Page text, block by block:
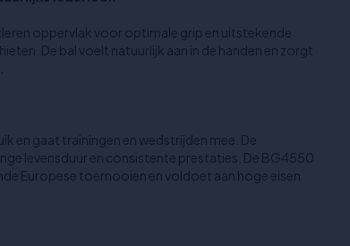
oppervlak voor optimale grip en uitstekende
De bal voelt natuurlijk aan in de handen en zorgt
en gaat trainingen en wedstrijden mee. De
levensduur en consistente prestaties. De BG4550
Europese toernooien en voldoet aan hoge eisen